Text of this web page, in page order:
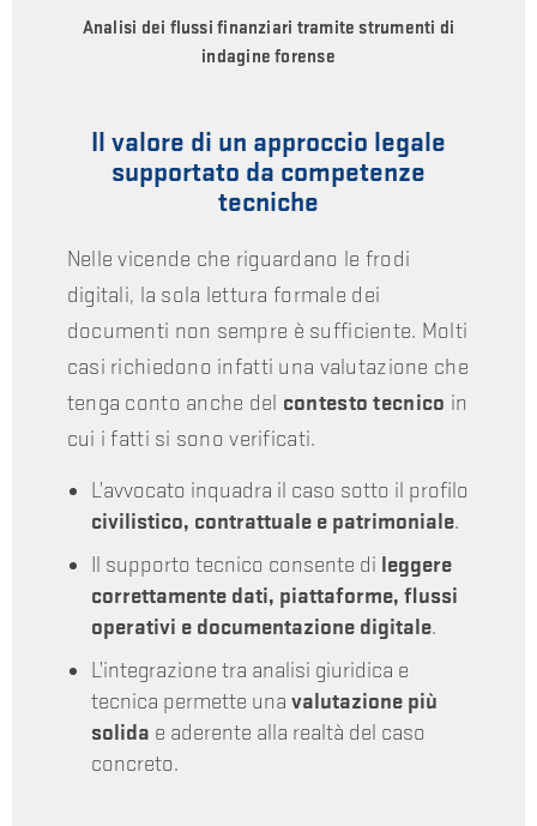
Analisi dei flussi finanziari tramite strumenti di
indagine forense
Il valore di un approccio legale
supportato da competenze
tecniche
Nelle vicende che riguardano le frodi
digitali, la sola lettura formale dei
documenti non sempre è sufficiente. Molti
casi richiedono infatti una valutazione che
tenga conto anche del contesto tecnico in
cui i fatti si sono verificati.
L’avvocato inquadra il caso sotto il profilo
civilistico, contrattuale e patrimoniale.
Il supporto tecnico consente di leggere
correttamente dati, piattaforme, flussi
operativi e documentazione digitale.
L’integrazione tra analisi giuridica e
tecnica permette una valutazione più
solida e aderente alla realtà del caso
concreto.